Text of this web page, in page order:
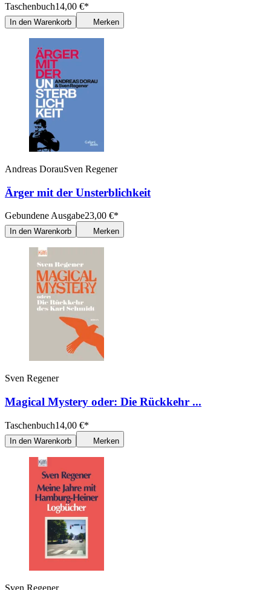
Taschenbuch14,00 €*
In den Warenkorb Merken
Andreas DorauSven Regener
Ärger mit der Unsterblichkeit
Gebundene Ausgabe23,00 €*
In den Warenkorb Merken
Sven Regener
Magical Mystery oder: Die Rückkehr ...
Taschenbuch14,00 €*
In den Warenkorb Merken
Sven Regener